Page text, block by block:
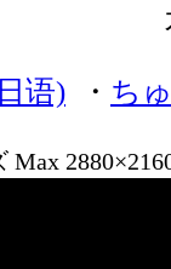
语) ・ ち
Max